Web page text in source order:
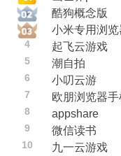
酷狗概念版
小米专用浏览
4
起飞云游戏
5
潮自拍
6
小叨云游
7
欧朋浏览器手
8
appshare
9
微信读书
10
九一云游戏